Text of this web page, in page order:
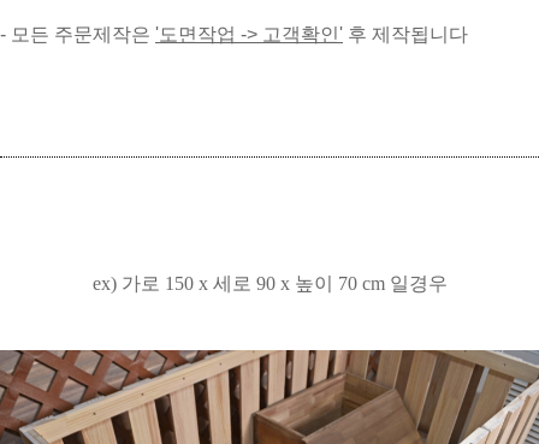
- 모든 주문제작은 '도면작업 -> 고객확인' 후 제작됩니다
ex) 가로 150 x 세로 90 x 높이 70 cm 일경우